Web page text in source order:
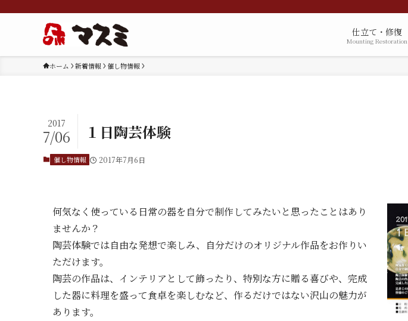
仕立て・修復
Mounting Restoration
ホーム 新着情報 催し物情報
１日陶芸体験
2017
7/06
催し物情報 2017年7月6日
何気なく使っている日常の器を自分で制作してみたいと思ったことはあり
ませんか？
陶芸体験では自由な発想で楽しみ、自分だけのオリジナル作品をお作りい
ただけます。
陶芸の作品は、インテリアとして飾ったり、特別な方に贈る喜びや、完成
した器に料理を盛って食卓を楽しむなど、作るだけではない沢山の魅力が
あります。